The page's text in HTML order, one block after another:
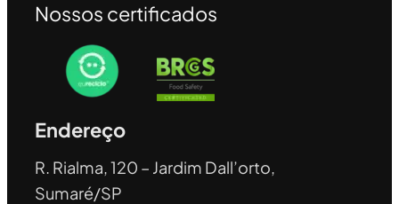
Nossos certificados
Endereço
R. Rialma, 120 – Jardim Dall’orto,
Sumaré/SP